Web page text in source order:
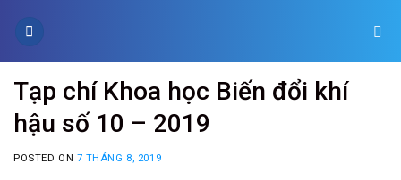
Tạp chí Khoa học Biến đổi khí
hậu số 10 – 2019
POSTED ON 7 THÁNG 8, 2019